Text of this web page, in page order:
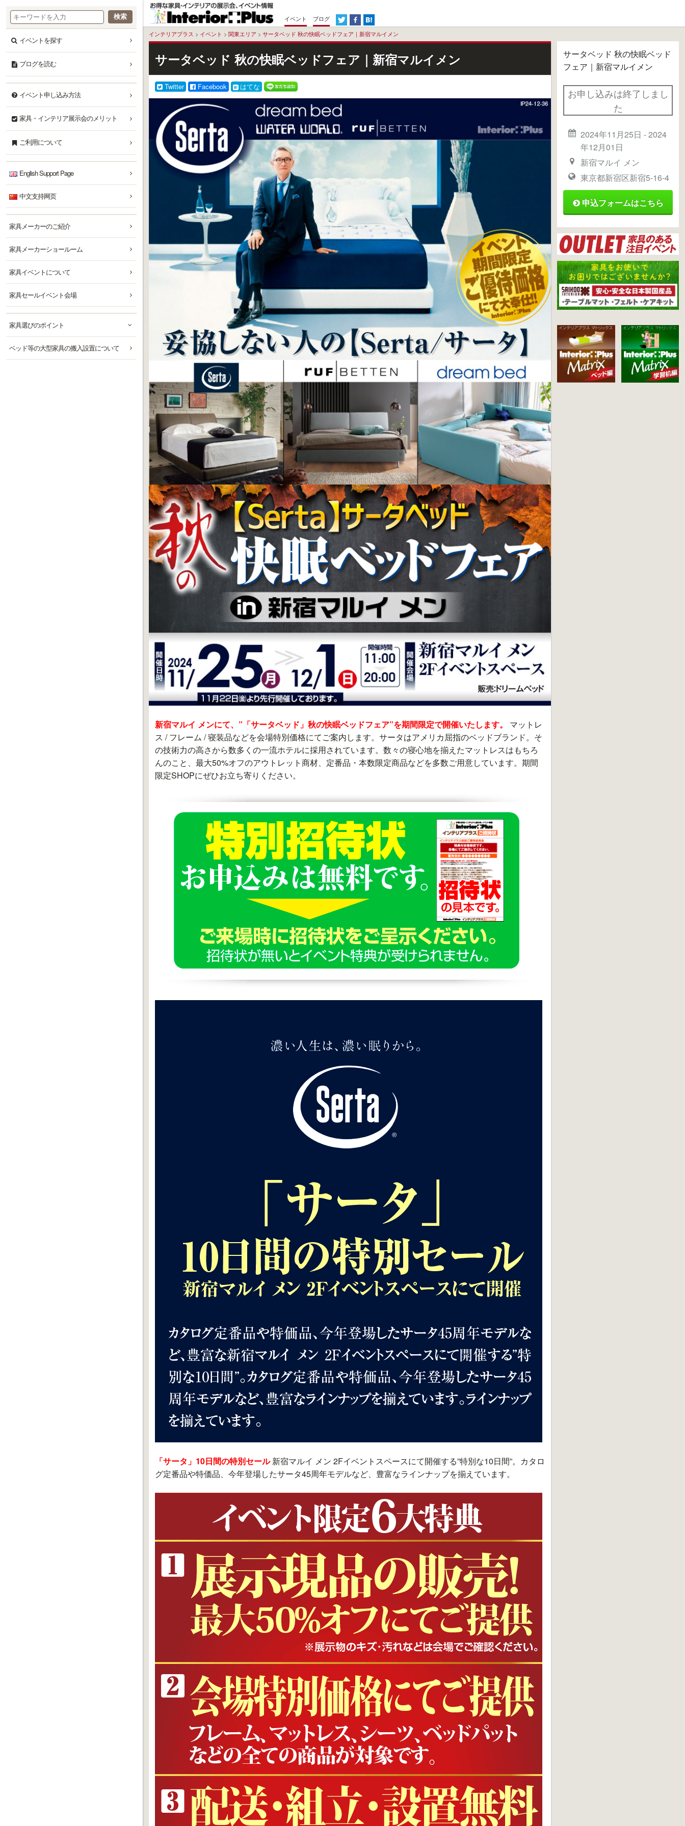
本
へ
イベント
ブログ
インテリアプラス > イベント > 関東エリア > サータベッド 秋の快眠ベッドフェア｜新宿マルイメン
サータベッド 秋の快眠ベッドフェア｜新宿マルイメン
Twitter Facebook はてな
新宿マルイ メンにて、”「サータベッド」秋の快眠ベッドフェア”を期間限定で開催いたします。
マットレ
ス / フレーム / 寝装品などを会場特別価格にてご案内します。サータはアメリカ屈指のベッドブランド。そ
の技術力の高さから数多くの一流ホテルに採用されています。数々の寝心地を揃えたマットレスはもちろ
んのこと、最大50%オフのアウトレット商材、定番品・本数限定商品などを多数ご用意しています。期間
限定SHOPにぜひお立ち寄りください。
「サータ」10日間の特別セール 新宿マルイ メン 2Fイベントスペースにて開催する”特別な10日間”。カタロ
グ定番品や特価品、今年登場したサータ45周年モデルなど、豊富なラインナップを揃えています。
サータベッド 秋の快眠ベッド
フェア｜新宿マルイメン
お申し込みは終了しまし
た
2024年11月25日 -2024
年12月01日
新宿マルイ メン
東京都新宿区新宿5-16-4
申込フォームはこちら
イベントを探す
ブログを読む
イベント申し込み方法
家具・インテリア展示会のメリット
ご利用について
English Support Page
中文支持网页
家具メーカーのご紹介
家具メーカーショールーム
家具イベントについて
家具セールイベント会場
家具選びのポイント
ベッド等の大型家具の搬入設置について